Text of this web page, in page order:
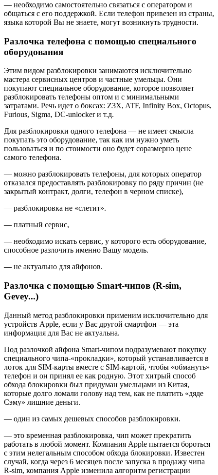
— необходимо самостоятельно связаться с оператором и
общаться с его поддержкой. Если телефон привезен из страны,
языка которой Вы не знаете, могут возникнуть трудности.
Разлочка телефона с помощью специального
оборудования
Этим видом разблокировки занимаются исключительно
мастера сервисных центров и частные умельцы. Они
покупают специальное оборудование, которое позволяет
разблокировать телефоны оптом и с минимальными
затратами. Речь идет о боксах: Z3X, ATF, Infinity Box, Octopus,
Furious, Sigma, DC-unlocker и т.д.
Для разблокировки одного телефона — не имеет смысла
покупать это оборудование, так как им нужно уметь
пользоваться и по стоимости оно будет соразмерно цене
самого телефона.
— можно разблокировать телефоны, для которых оператор
отказался предоставлять разблокировку по ряду причин (не
закрытый контракт, долги, телефон в черном списке),
— разблокировка не «слетит».
— платный сервис,
— необходимо искать сервис, у которого есть оборудование,
способное разлочить именно Вашу модель.
— не актуально для айфонов.
Разлочка с помощью Smart-чипов (R-sim,
Gevey...)
Данный метод разблокировки применим исключительно для
устройств Apple, если у Вас другой смартфон — эта
информация для Вас не актуальна.
Под разлочкой айфона Smart-чипом подразумевают покупку
специального чипа-«прокладки», который устанавливается в
лоток для SIM-карты вместе с SIM-картой, чтобы «обмануть»
телефон и он принял ее как родную. Этот хитрый способ
обхода блокировки был придуман умельцами из Китая,
которые долго ломали голову над тем, как не платить «дяде
Сэму» лишние деньги.
— один из самых дешевых способов разблокировки.
— это временная разблокировка, чип может прекратить
работать в любой момент. Компания Apple пытается бороться
с этим нелегальным способом обхода блокировки. Известен
случай, когда через 6 месяцев после запуска в продажу чипа
R-sim, компания Apple изменила алгоритм регистрации